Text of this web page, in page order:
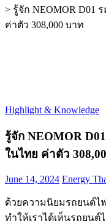
> รู้จัก NEOMOR D01
ค่าตัว 308,000 บาท
Highlight & Knowledge
รู้จัก NEOMOR
ในไทย ค่าตัว
June 14, 2024 Energy
ด้วยความนิยมรถยนต์ไ
ทำให้เราได้เห็นรถยน